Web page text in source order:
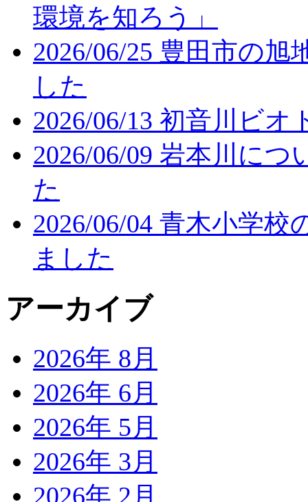
環境を知ろう」
2026/06/25 豊田市の旭
した
2026/06/13 初音川ビオ
2026/06/09 岩本川につ
た
2026/06/04 青木小学校
ました
アーカイブ
2026年 8月
2026年 6月
2026年 5月
2026年 3月
2026年 2月